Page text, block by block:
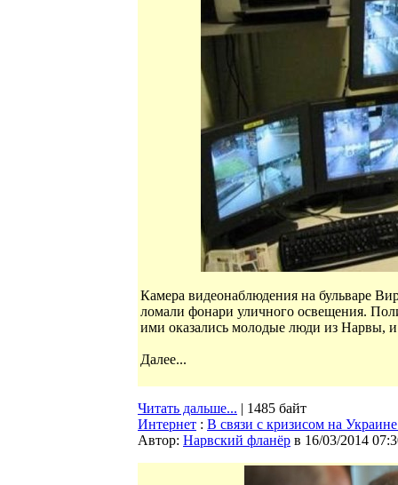
Камера видеонаблюдения на бульваре
ломали фонари уличного освещения.
ими оказались молодые люди из Нарвы, и
Далее...
Читать дальше... | 1485 байт
Интернет : В связи с кризисом на
Автор: Нарвский фланёр в 16/03/2014